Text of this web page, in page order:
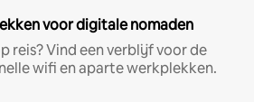
voor digitale nomaden
reis? Vind een verblijf voor de
wifi en aparte werkplekken.